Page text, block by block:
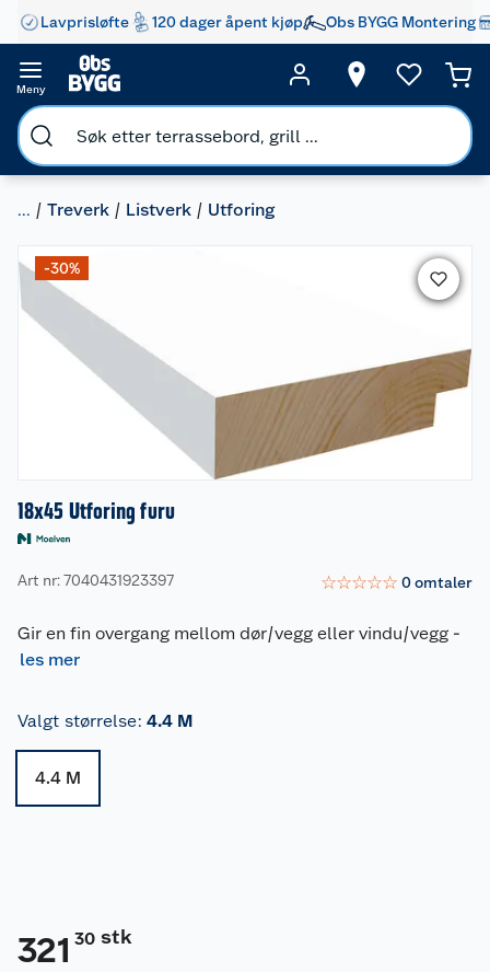
Lavprisløfte 120 dager åpent kjøp Obs BYGG Montering
Meny
... Treverk Listverk Utforing
-30%
18x45 Utforing furu
Art nr: 7040431923397 ☆☆☆☆☆ 0omtaler
Gir en fin overgang mellom dør/vegg eller vindu/vegg -
les mer
Valgt størrelse: 4.4 M
4.4 M
321 30 stk